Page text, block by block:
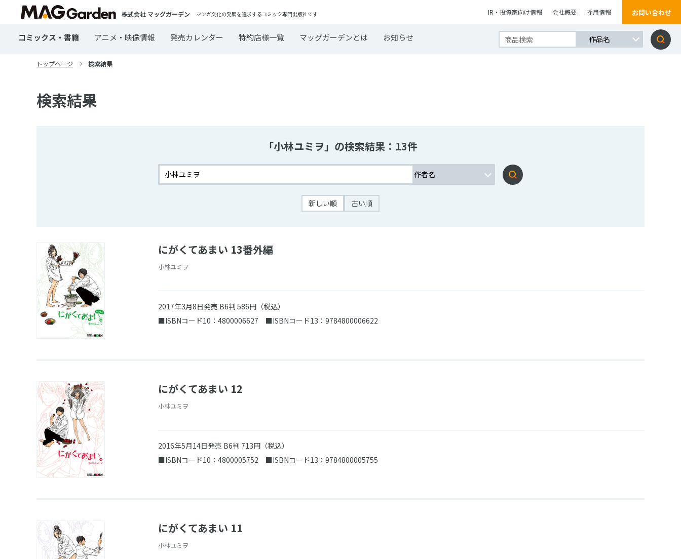
株式会社 マッグガーデン マンガ文化の発展を追求するコミック専門出版社です IR・投資家向け情報 会社概要 採用情報 お問い合わせ
コミックス・書籍 アニメ・映像情報 発売カレンダー 特約店様一覧 マッグガーデンとは お知らせ
トップページ 検索結果
検索結果
「小林ユミヲ」の検索結果：13件
新しい順 古い順
にがくてあまい 13番外編
小林ユミヲ
2017年3月8日発売 B6判 586円（税込）
■ISBNコード10：4800006627 ■ISBNコード13：9784800006622
にがくてあまい 12
小林ユミヲ
2016年5月14日発売 B6判 713円（税込）
■ISBNコード10：4800005752 ■ISBNコード13：9784800005755
にがくてあまい 11
小林ユミヲ